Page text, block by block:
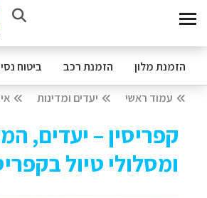
הזמנת מלון הזמנת רכב ביטוח
עמוד ראשי יעדים ומדינות
קפריסין – יעדים,
ומסלולי טיול